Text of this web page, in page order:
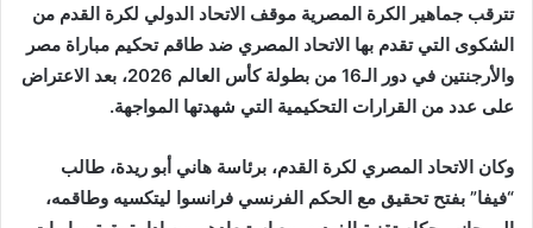
تترقب جماهير الكرة المصرية موقف الاتحاد الدولي لكرة القدم من
الشكوى التي تقدم بها الاتحاد المصري ضد طاقم تحكيم مباراة مصر
والأرجنتين في دور الـ16 من بطولة كأس العالم 2026، بعد الاعتراض
على عدد من القرارات التحكيمية التي شهدتها المواجهة.
وكان الاتحاد المصري لكرة القدم، برئاسة هاني أبو ريدة، طالب
“فيفا” بفتح تحقيق مع الحكم الفرنسي فرانسوا ليتكسيه وطاقمه،